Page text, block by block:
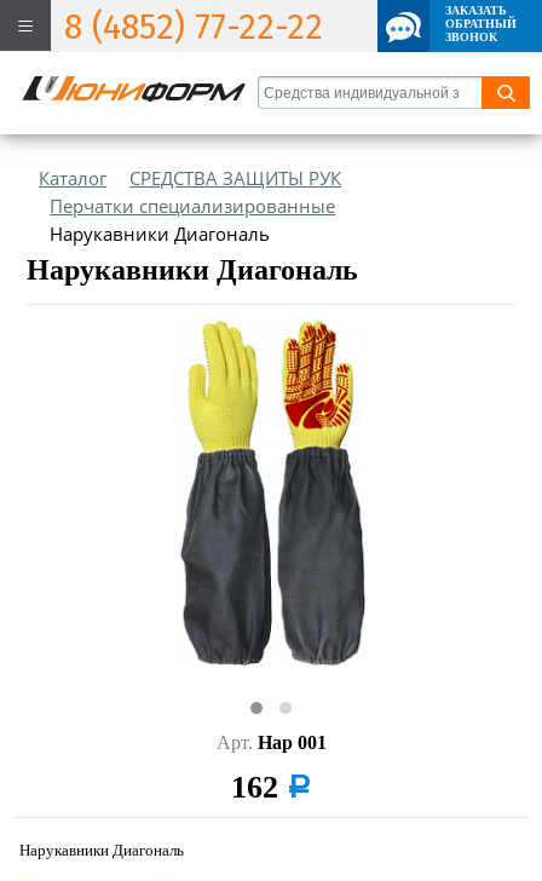
8 (4852) 77-22-22
ЗАКАЗАТЬ
ОБРАТНЫЙ
ЗВОНОК
Каталог
СРЕДСТВА ЗАЩИТЫ РУК
Перчатки специализированные
Нарукавники Диагональ
Нарукавники Диагональ
Арт. Нар 001
162 a
Нарукавники Диагональ